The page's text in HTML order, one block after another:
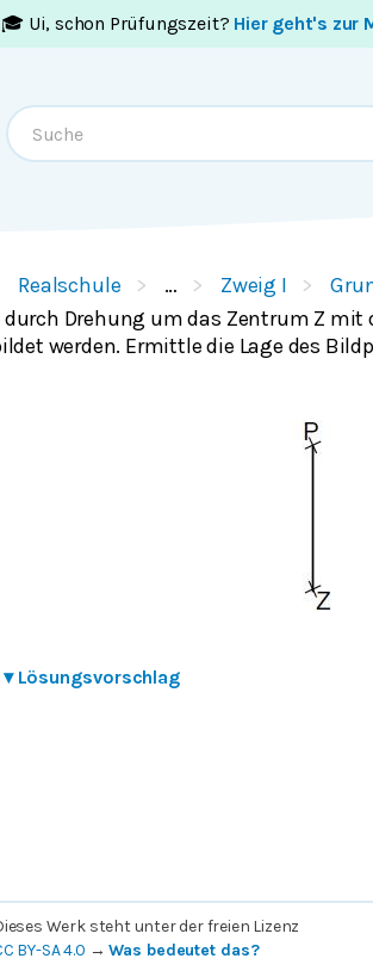
🎓 Ui, schon Prüfungszeit? Hier geht's zur
Realschule … Zweig I
durch Drehung um das Zentrum Z mit
werden. Ermittle die Lage des
▾ Lösungsvorschlag
Werk steht unter der freien Lizenz
BY-SA 4.0 →Was bedeutet das?